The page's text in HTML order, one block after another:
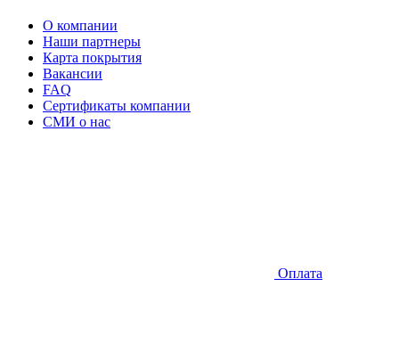
О компании
Наши партнеры
Карта покрытия
Вакансии
FAQ
Сертификаты компании
СМИ о нас
Оплата